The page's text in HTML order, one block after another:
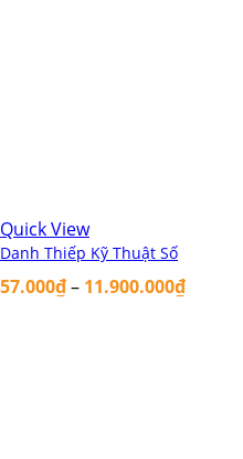
Quick View
Danh Thiếp Kỹ Thuật Số
57.000₫– 11.900.000₫